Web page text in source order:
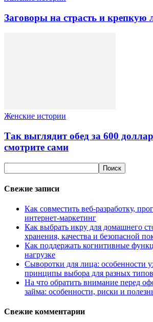
Заговоры на страсть и крепкую
Женские истории
Так выглядит обед за 600
смотрите сами
Свежие записи
Как совместить веб-разработку,
интернет-маркетинг
Как выбрать икру для домашнего
хранения, качества и безопасной
Как поддержать когнитивные
нагрузке
Сыворотки для лица: особенности
принципы выбора для разных
На что обратить внимание перед
займа: особенности, риски и
Свежие комментарии